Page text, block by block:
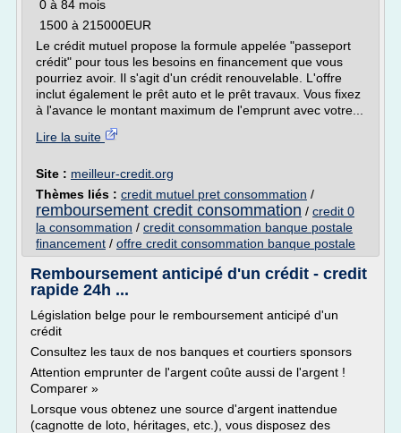
0 à 84 mois
1500 à 215000EUR
Le crédit mutuel propose la formule appelée "passeport
crédit" pour tous les besoins en financement que vous
pourriez avoir. Il s'agit d'un crédit renouvelable. L'offre
inclut également le prêt auto et le prêt travaux. Vous fixez
à l'avance le montant maximum de l'emprunt avec votre...
Lire la suite
Site : meilleur-credit.org
Thèmes liés : credit mutuel pret consommation /
remboursement credit consommation / credit 0
la consommation / credit consommation banque postale
financement / offre credit consommation banque postale
Remboursement anticipé d'un crédit - credit
rapide 24h ...
Législation belge pour le remboursement anticipé d'un
crédit
Consultez les taux de nos banques et courtiers sponsors
Attention emprunter de l'argent coûte aussi de l'argent !
Comparer »
Lorsque vous obtenez une source d'argent inattendue
(cagnotte de loto, héritages, etc.), vous disposez des